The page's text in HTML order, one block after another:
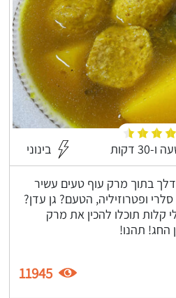
ו-30 דקות בינוני
בתוך מרק עוף טעים עשיר
ופטרוזיליה, הטעם? גן עדן?
קלות תוכלו להכין את מרק
החג! תהנו!
11945